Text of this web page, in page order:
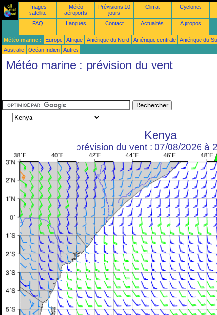
Images
satellite
Météo
aéroports
Prévisions 10
jours
Climat Cyclones
FAQ Langues Contact Actualités A propos
Météo marine : Europe Afrique Amérique du Nord Amérique centrale
Amérique du
Australie
Océan Indien Autres
Météo marine : prévision du vent
Kenya
prévision du vent : 07/08/2026 à